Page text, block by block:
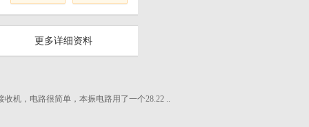
更多详细资料
机，电路很简单，本振电路用了一个28.22 ..